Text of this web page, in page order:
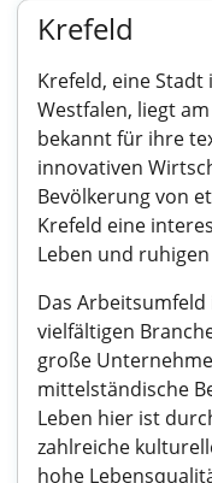
Krefeld
Krefeld, eine
Westfalen, liegt
bekannt für ihre
innovativen
Bevölkerung von
Krefeld eine
Leben und
Das
vielfältigen
große
mittelständische
Leben hier ist
zahlreiche
hohe